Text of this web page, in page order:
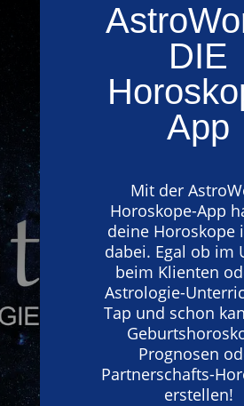
DIE
App
Mit der
Horoskope-App
deine Horoskope
dabei. Egal ob im
beim Klienten
Astrologie-
Tap und schon
Prognosen
Partnerschafts-
erstellen!